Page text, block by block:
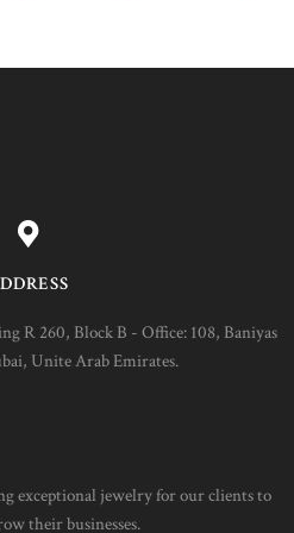
R 260, Block B - Office: 108, Baniyas
Unite Arab Emirates.
exceptional jewelry for our clients to
their businesses.